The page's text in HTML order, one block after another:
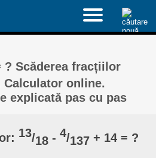
? Scăderea fracțiilor
Calculator online.
explicată pas cu pas
13/18 - 4/137 + 14 = ?